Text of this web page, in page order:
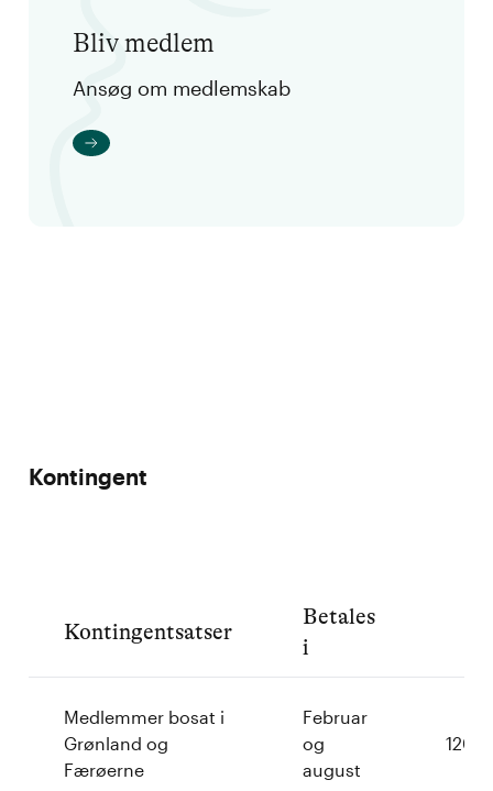
Bliv medlem
Ansøg om medlemskab
Kontingent
Kontingentsatser
Betales
i
Medlemmer bosat i
Grønland og
Færøerne
Februar
og
august